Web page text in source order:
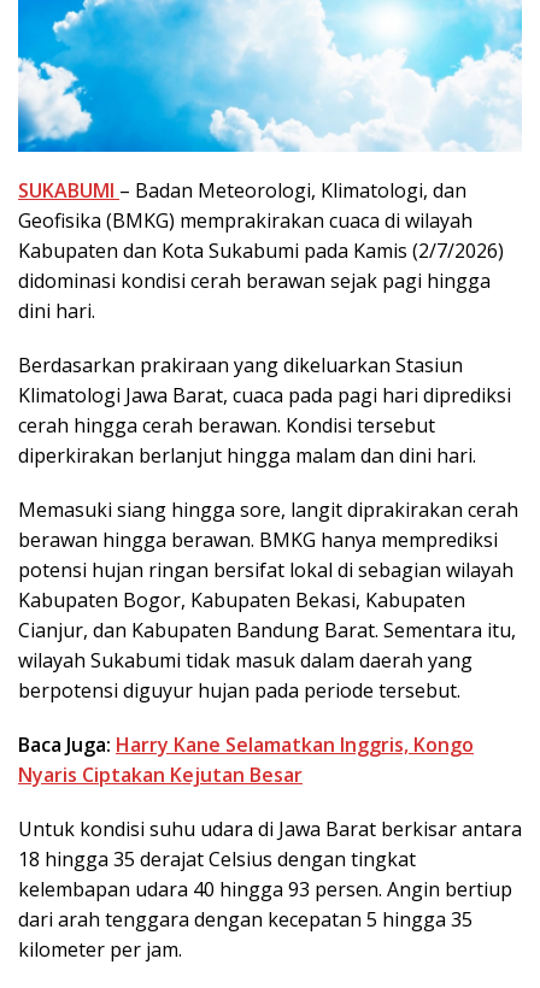
SUKABUMI – Badan Meteorologi, Klimatologi, dan
Geofisika (BMKG) memprakirakan cuaca di wilayah
Kabupaten dan Kota Sukabumi pada Kamis (2/7/2026)
didominasi kondisi cerah berawan sejak pagi hingga
dini hari.
Berdasarkan prakiraan yang dikeluarkan Stasiun
Klimatologi Jawa Barat, cuaca pada pagi hari diprediksi
cerah hingga cerah berawan. Kondisi tersebut
diperkirakan berlanjut hingga malam dan dini hari.
Memasuki siang hingga sore, langit diprakirakan cerah
berawan hingga berawan. BMKG hanya memprediksi
potensi hujan ringan bersifat lokal di sebagian wilayah
Kabupaten Bogor, Kabupaten Bekasi, Kabupaten
Cianjur, dan Kabupaten Bandung Barat. Sementara itu,
wilayah Sukabumi tidak masuk dalam daerah yang
berpotensi diguyur hujan pada periode tersebut.
Baca Juga: Harry Kane Selamatkan Inggris, Kongo
Nyaris Ciptakan Kejutan Besar
Untuk kondisi suhu udara di Jawa Barat berkisar antara
18 hingga 35 derajat Celsius dengan tingkat
kelembapan udara 40 hingga 93 persen. Angin bertiup
dari arah tenggara dengan kecepatan 5 hingga 35
kilometer per jam.